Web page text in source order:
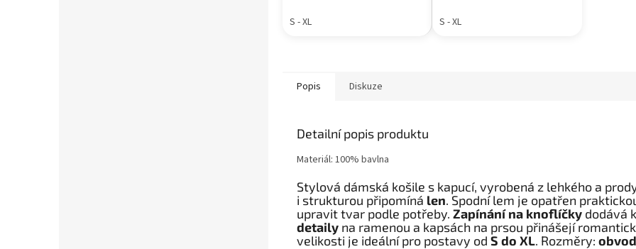
S - XL S - XL
Popis Diskuze
Detailní popis produktu
Materiál: 100% bavlna
Stylová dámská košile s kapucí, vyrobená z lehkého a
i strukturou připomíná len. Spodní lem je opatřen
upravit tvar podle potřeby. Zapínání na knoflíčky dodává
detaily na ramenou a kapsách na prsou přinášejí
velikosti je ideální pro postavy od S do XL. Rozměry: